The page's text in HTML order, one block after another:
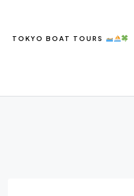
TOKYO BOAT TOURS